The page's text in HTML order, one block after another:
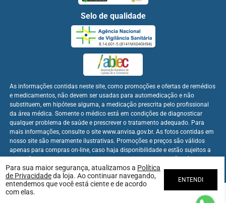
Para sua maior segurança, atualizamos a Política
de Privacidadeda loja. Ao continuar navegando,
entendemos que você está ciente e de acordo
com elas.
ENTENDI
Selo de qualidade
As informações contidas neste site, como promoções e ofertas de remédios
e medicamentos, não devem ser usadas para automedicação e não
substituem, em hipótese alguma, a medicação prescrita pelo profissional
da área médica. Somente o médico está em condições de diagnosticar
qualquer problema de saúde e prescrever o tratamento adequado. Para
mais informações, consulte o site www.anvisa.gov.br. As fotos contidas em
nosso site são meramente ilustrativas. Promoções e preços são válidos
apenas para compras on-line, caso haja disponibilidade e estão sujeitos a
apenas para compras on-line.